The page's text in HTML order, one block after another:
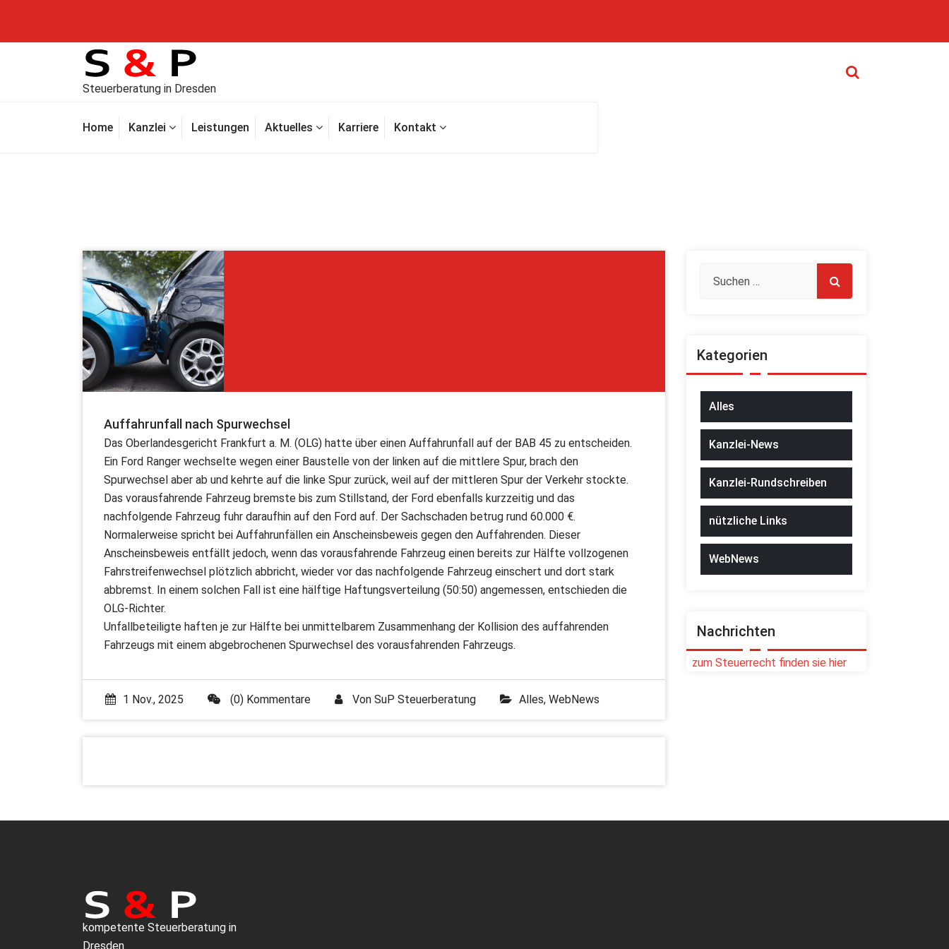
Steuerberatung in Dresden
Home Kanzlei Leistungen Aktuelles Karriere Kontakt
Auffahrunfall nach Spurwechsel
Das Oberlandesgericht Frankfurt a. M. (OLG) hatte über einen Auffahrunfall auf der BAB 45 zu entscheiden.
Ein Ford Ranger wechselte wegen einer Baustelle von der linken auf die mittlere Spur, brach den
Spurwechsel aber ab und kehrte auf die linke Spur zurück, weil auf der mittleren Spur der Verkehr stockte.
Das vorausfahrende Fahrzeug bremste bis zum Stillstand, der Ford ebenfalls kurzzeitig und das
nachfolgende Fahrzeug fuhr daraufhin auf den Ford auf. Der Sachschaden betrug rund 60.000 €.
Normalerweise spricht bei Auffahrunfällen ein Anscheinsbeweis gegen den Auffahrenden. Dieser
Anscheinsbeweis entfällt jedoch, wenn das vorausfahrende Fahrzeug einen bereits zur Hälfte vollzogenen
Fahrstreifenwechsel plötzlich abbricht, wieder vor das nachfolgende Fahrzeug einschert und dort stark
abbremst. In einem solchen Fall ist eine hälftige Haftungsverteilung (50:50) angemessen, entschieden die
OLG-Richter.
Unfallbeteiligte haften je zur Hälfte bei unmittelbarem Zusammenhang der Kollision des auffahrenden
Fahrzeugs mit einem abgebrochenen Spurwechsel des vorausfahrenden Fahrzeugs.
1 Nov., 2025 (0) Kommentare Von SuP Steuerberatung Alles, WebNews
Kategorien
Alles
Kanzlei-News
Kanzlei-Rundschreiben
nützliche Links
WebNews
Nachrichten
zum Steuerrecht finden sie hier
kompetente Steuerberatung in
Dresden